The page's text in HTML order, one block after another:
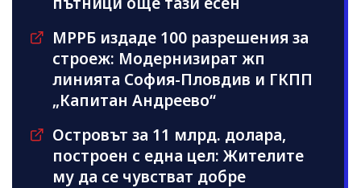
МРРБ издаде 100 разрешения за
строеж: Модернизират жп
линията София-Пловдив и ГКПП
„Капитан Андреево“
Островът за 11 млрд. долара,
построен с една цел: Жителите
му да се чувстват добре